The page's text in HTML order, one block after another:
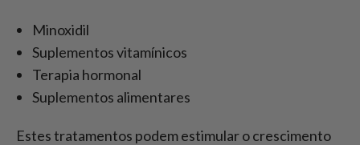
Minoxidil
Suplementos vitamínicos
Terapia hormonal
Suplementos alimentares
Estes tratamentos podem estimular o crescimento